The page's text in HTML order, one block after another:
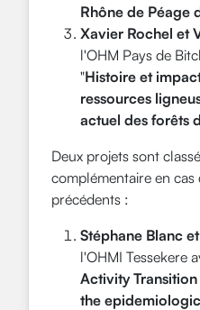
Rhône de Péage
Xavier Rochel et
l'OHM Pays de
"Histoire et
ressources
actuel des forêts
Deux projets sont
complémentaire en cas
précédents :
Stéphane Blanc
l'OHMI Tessekere
Activity
the